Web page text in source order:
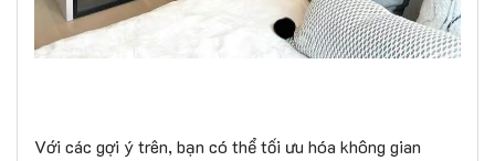
Với các gợi ý trên, bạn có thể tối ưu hóa không gian